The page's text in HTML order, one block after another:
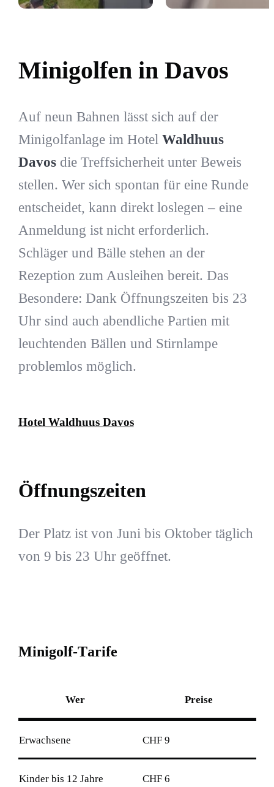
Minigolfen in Davos
Auf neun Bahnen lässt sich auf der
Minigolfanlage im Hotel Waldhuus
Davosdie Treffsicherheit unter Beweis
stellen. Wer sich spontan für eine Runde
entscheidet, kann direkt loslegen – eine
Anmeldung ist nicht erforderlich.
Schläger und Bälle stehen an der
Rezeption zum Ausleihen bereit. Das
Besondere: Dank Öffnungszeiten bis 23
Uhr sind auch abendliche Partien mit
leuchtenden Bällen und Stirnlampe
problemlos möglich.
Hotel Waldhuus Davos
Öffnungszeiten
Der Platz ist von Juni bis Oktober täglich
von 9 bis 23 Uhr geöffnet.
Minigolf-Tarife
Wer Preise
Erwachsene CHF 9
Kinder bis 12 Jahre
CHF 6